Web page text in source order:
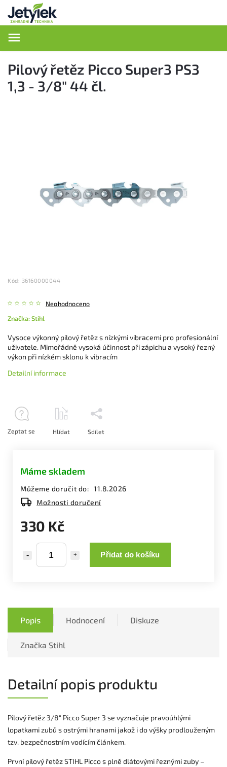
Pilový řetěz Picco Super3 PS3
1,3 - 3/8" 44 čl.
Kód: 36160000044
Neohodnoceno
Značka:Stihl
330 Kč
Přidat do košíku
Máme skladem
Můžeme doručit do: 11.8.2026
Možnosti doručení
Vysoce výkonný pilový řetěz s nízkými vibracemi pro profesionální
uživatele. Mimořádně vysoká účinnost při zápichu a vysoký řezný
výkon při nízkém sklonu k vibracím
Detailní informace
Zeptat se Hlídat Sdílet
Popis Hodnocení Diskuze
Značka Stihl
Detailní popis produktu
Pilový řetěz 3/8" Picco Super 3 se vyznačuje pravoúhlými
lopatkami zubů s ostrými hranami jakož i do výšky prodlouženým
tzv. bezpečnostním vodícím článkem.
První pilový řetěz STIHL Picco s plně dlátovými řeznými zuby –